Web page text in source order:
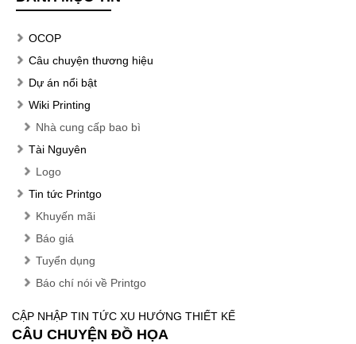
OCOP
Câu chuyện thương hiệu
Dự án nổi bật
Wiki Printing
Nhà cung cấp bao bì
Tài Nguyên
Logo
Tin tức Printgo
Khuyến mãi
Báo giá
Tuyển dụng
Báo chí nói về Printgo
CẬP NHẬP TIN TỨC XU HƯỚNG THIẾT KẾ
CÂU CHUYỆN ĐỒ HỌA